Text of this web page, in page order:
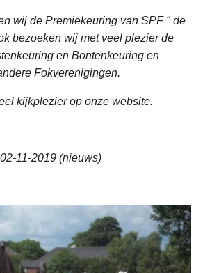
wij de Premiekeuring van SPF " de
bezoeken wij met veel plezier de
en Bontenkeuring en
Fokverenigingen.
kijkplezier op onze website.
11-2019 (nieuws)